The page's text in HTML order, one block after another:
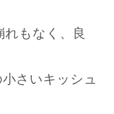
れもなく、良
さいキッシュ